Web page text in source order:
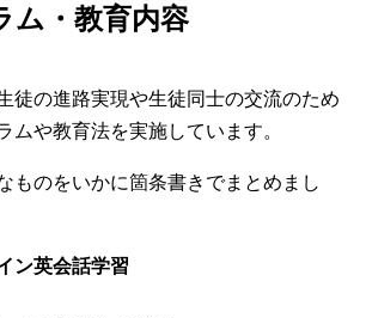
ム・教育内容
徒の進路実現や生徒同士の交流のため
ムや教育法を実施しています。
ものをいかに箇条書きでまとめまし
ン英会話学習